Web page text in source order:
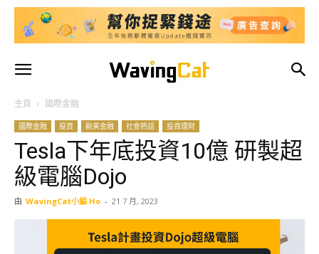
主頁 國際金融
國際金融 投資 歐美金融 社會熱話 投資理財
Tesla下年底投資10億 研製超
級電腦Dojo
由 WavingCat小編 Ho - 21 7 月, 2023